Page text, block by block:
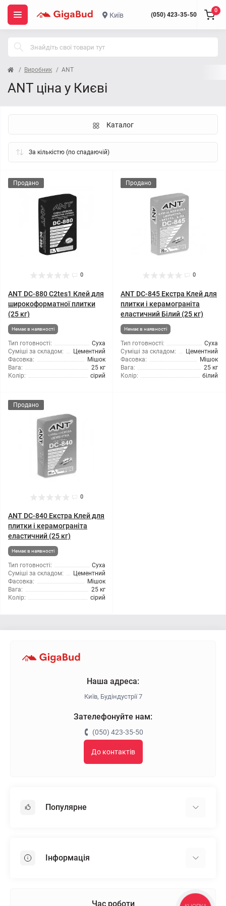
Київ (050) 423-35-50
0
Виробник ANT
ANT ціна у Києві
Каталог
Продано
0
ANT DC-880 C2tes1 Клей для
широкоформатної плитки
(25 кг)
Немає в наявності
Тип готовності:
Суха
Суміші за складом:
Цементний
Фасовка:
Мішок
Вага:
25 кг
Колір:
сірий
Продано
0
ANT DC-845 Екстра Клей для
плитки і керамограніта
еластичний Білий (25 кг)
Немає в наявності
Тип готовності:
Суха
Суміші за складом:
Цементний
Фасовка:
Мішок
Вага:
25 кг
Колір:
білий
Продано
0
ANT DC-840 Екстра Клей для
плитки і керамограніта
еластичний (25 кг)
Немає в наявності
Тип готовності:
Суха
Суміші за складом:
Цементний
Фасовка:
Мішок
Вага:
25 кг
Колір:
сірий
Наша адреса:
Київ, Будіндустрії 7
Зателефонуйте нам:
(050) 423-35-50
До контактів
Популярне
Пінопласт
Інформація
Час роботи